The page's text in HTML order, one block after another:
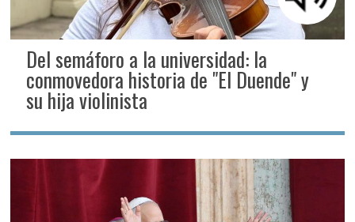
Del semáforo a la universidad: la
conmovedora historia de "El Duende" y
su hija violinista